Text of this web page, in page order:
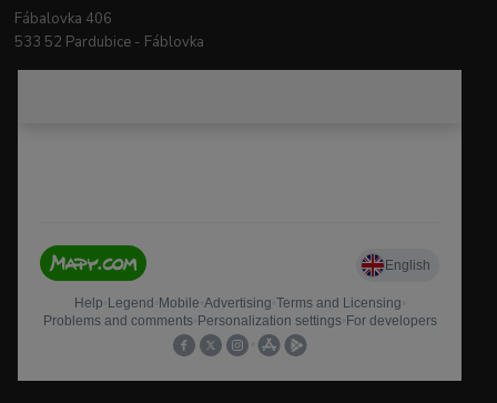
Fábalovka 406
533 52 Pardubice - Fáblovka